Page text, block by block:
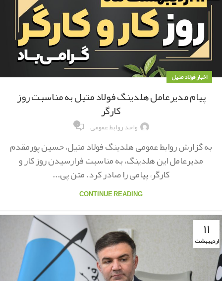
اخبار فولاد متیل
پیام مدیرعامل هلدینگ فولاد متیل به مناسبت روز
کارگر
واحد روابط عمومی ۰
به گزارش روابط عمومی هلدینگ فولاد متیل، حسین پورمقدم
مدیرعامل این هلدینگ، به مناسبت فرارسیدن روز کار و
کارگر، پیامی را صادر کرد. متن پی...
CONTINUE READING
۱۱
اردیبهشت